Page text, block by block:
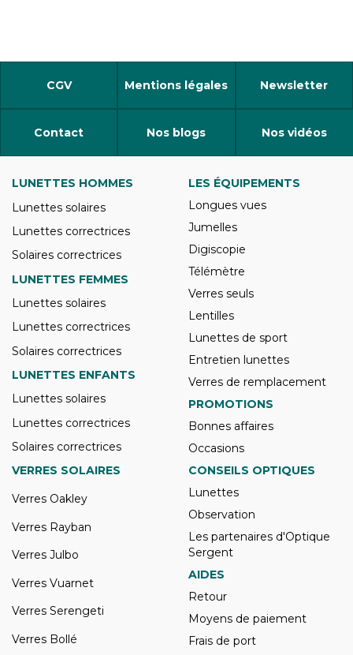
CGV Mentions légales Newsletter
Contact Nos blogs Nos vidéos
LUNETTES HOMMES
Lunettes solaires
Lunettes correctrices
Solaires correctrices
LUNETTES FEMMES
Lunettes solaires
Lunettes correctrices
Solaires correctrices
LUNETTES ENFANTS
Lunettes solaires
Lunettes correctrices
Solaires correctrices
LES ÉQUIPEMENTS
Longues vues
Jumelles
Digiscopie
Télémètre
Verres seuls
Lentilles
Lunettes de sport
Entretien lunettes
Verres de remplacement
PROMOTIONS
Bonnes affaires
Occasions
VERRES SOLAIRES
Verres Oakley
Verres Rayban
Verres Julbo
Verres Vuarnet
Verres Serengeti
Verres Bollé
CONSEILS OPTIQUES
Lunettes
Observation
Les partenaires d'Optique
Sergent
AIDES
Retour
Moyens de paiement
Frais de port